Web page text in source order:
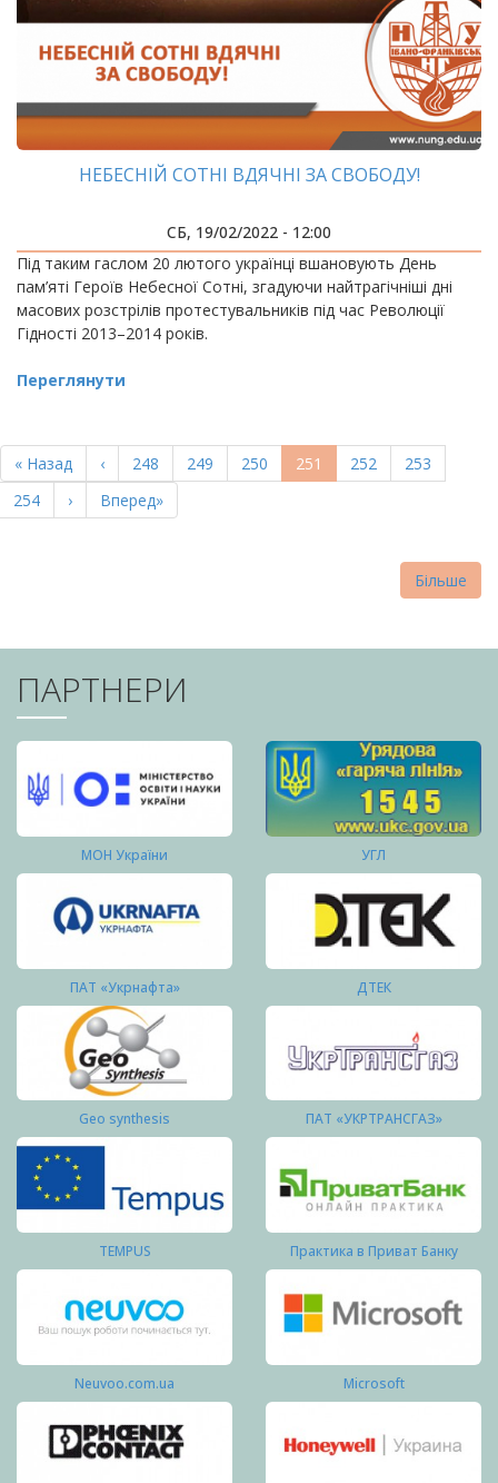
НЕБЕСНІЙ СОТНІ ВДЯЧНІ ЗА СВОБОДУ!
СБ, 19/02/2022 - 12:00
Під таким гаслом 20 лютого українці вшановують День
пам’яті Героїв Небесної Сотні, згадуючи найтрагічніші дні
масових розстрілів протестувальників під час Революції
Гідності 2013–2014 років.
Переглянути
НА
СТОРІНКИ
Перша
сторінка
« Назад
Попередня
сторінка
‹ Page
248 Page
249 Page
250
Поточна
сторінка
251 Page
252 Page
253
Page
254
Наступна
сторінка
›
Остання
сторінка
Вперед»
Більше
ПАРТНЕРИ
МОН України УГЛ
ПАТ «Укрнафта» ДТЕК
Geo synthesis ПАТ «УКРТРАНСГАЗ»
TEMPUS Практика в Приват Банку
Neuvoo.com.ua Microsoft